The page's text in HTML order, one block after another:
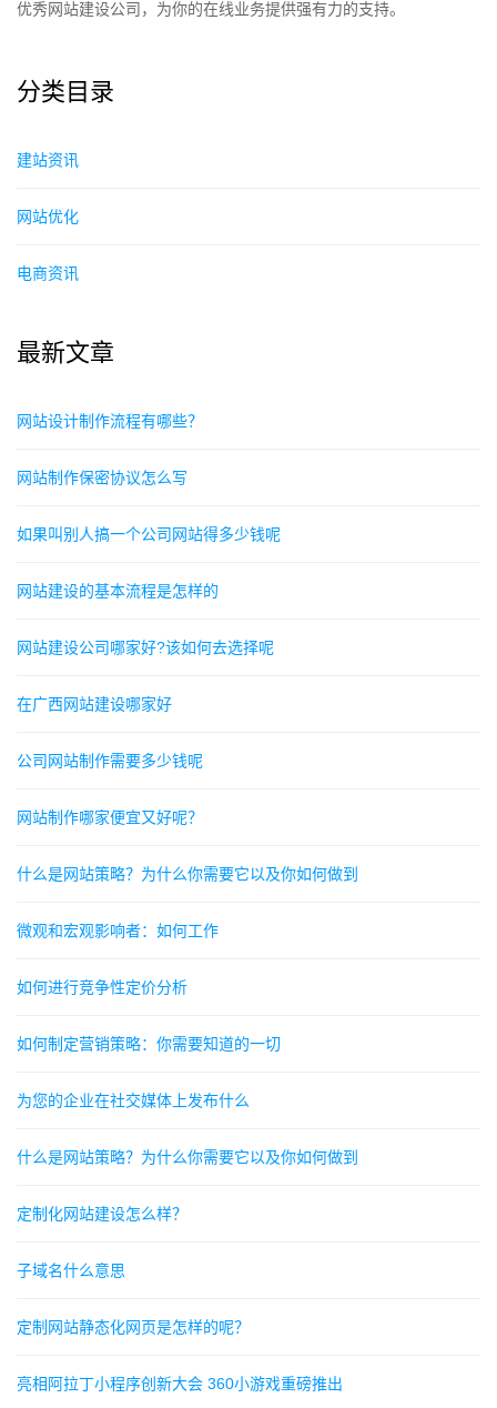
优秀网站建设公司，为你的在线业务提供强有力的支持。
分类目录
建站资讯
网站优化
电商资讯
最新文章
网站设计制作流程有哪些？
网站制作保密协议怎么写
如果叫别人搞一个公司网站得多少钱呢
网站建设的基本流程是怎样的
网站建设公司哪家好?该如何去选择呢
在广西网站建设哪家好
公司网站制作需要多少钱呢
网站制作哪家便宜又好呢？
什么是网站策略？为什么你需要它以及你如何做到
微观和宏观影响者：如何工作
如何进行竞争性定价分析
如何制定营销策略：你需要知道的一切
为您的企业在社交媒体上发布什么
什么是网站策略？为什么你需要它以及你如何做到
定制化网站建设怎么样？
子域名什么意思
定制网站静态化网页是怎样的呢？
亮相阿拉丁小程序创新大会 360小游戏重磅推出